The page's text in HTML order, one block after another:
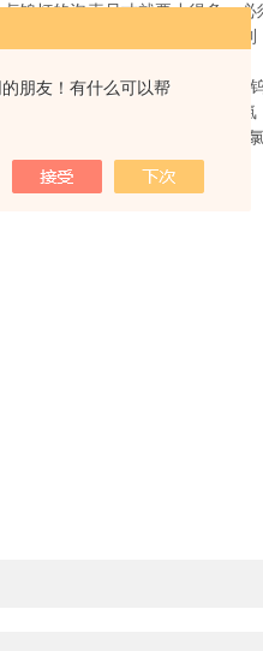
朋友！有什么可以帮
灯的泡壳尺寸就要小得多，必
中钨的蒸发受到更有力的抑
素物质反应，形成挥发性的
素继续参与循环过程。氟，
碘钨灯，某些灯中还部分采用氯